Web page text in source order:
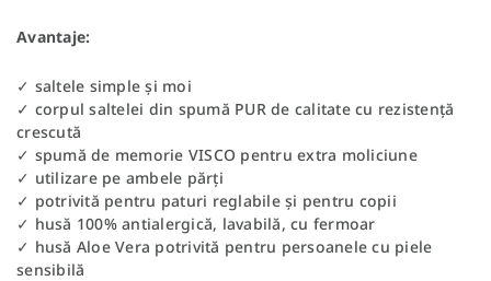
Avantaje:
✓ saltele simple și moi
✓ corpul saltelei din spumă PUR de calitate cu rezistență
crescută
✓ spumă de memorie VISCO pentru extra moliciune
✓ utilizare pe ambele părți
✓ potrivită pentru paturi reglabile și pentru copii
✓ husă 100% antialergică, lavabilă, cu fermoar
✓ husă Aloe Vera potrivită pentru persoanele cu piele
sensibilă